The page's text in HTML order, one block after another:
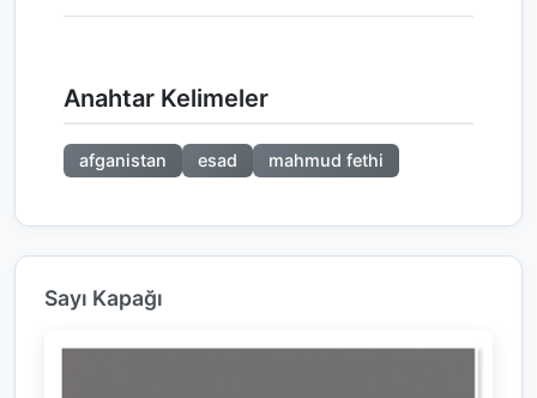
Anahtar Kelimeler
afganistan esad mahmud fethi
Sayı Kapağı